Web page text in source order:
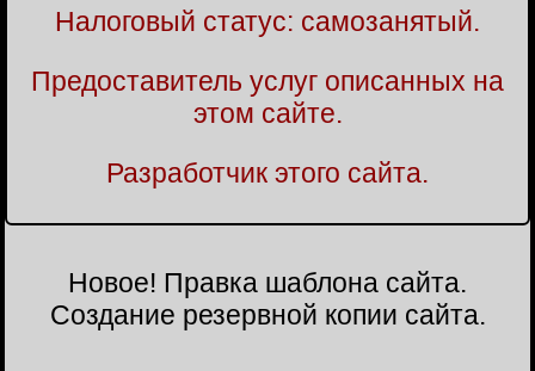
Налоговый статус: самозанятый.
Предоставитель услуг описанных на
этом сайте.
Разработчик этого сайта.
Новое! Правка шаблона сайта.
Создание резервной копии сайта.